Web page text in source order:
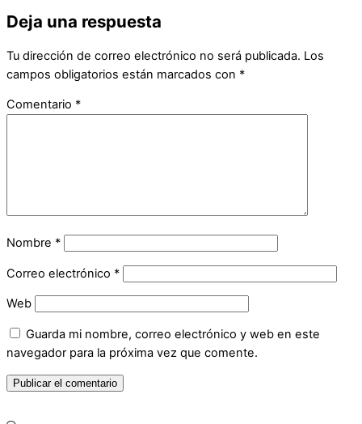
Deja una respuesta
Tu dirección de correo electrónico no será publicada. Los
campos obligatorios están marcados con *
Comentario *
Nombre *
Correo electrónico *
Web
Guarda mi nombre, correo electrónico y web en este
navegador para la próxima vez que comente.